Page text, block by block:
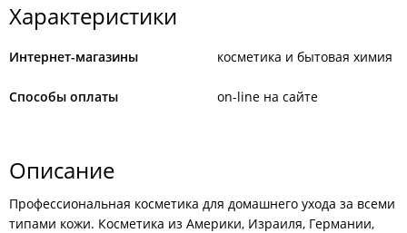
Характеристики
Интернет-магазины косметика и бытовая химия
Способы оплаты on-line на сайте
Описание
Профессиональная косметика для домашнего ухода за всеми
типами кожи. Косметика из Америки, Израиля, Германии,